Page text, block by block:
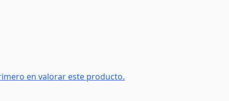
en valorar este producto.